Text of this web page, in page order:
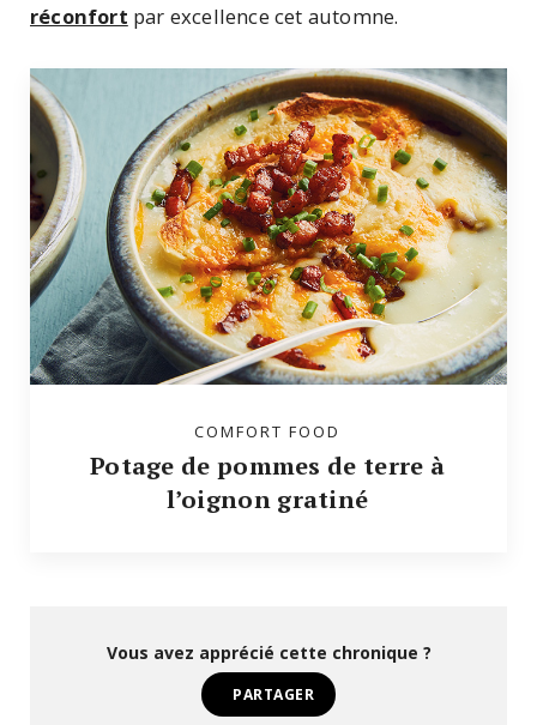
réconfort par excellence cet automne.
COMFORT FOOD
Potage de pommes de terre à
l’oignon gratiné
Vous avez apprécié cette chronique ?
PARTAGER